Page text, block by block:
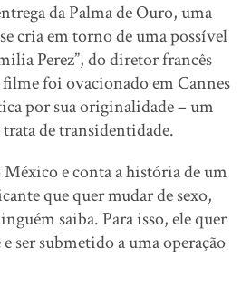
da Palma de Ouro, uma
cria em torno de uma possível
Perez”, do diretor francês
filme foi ovacionado em Cannes
por sua originalidade – um
de transidentidade.
México e conta a história de um
que quer mudar de sexo,
saiba. Para isso, ele quer
ser submetido a uma operação